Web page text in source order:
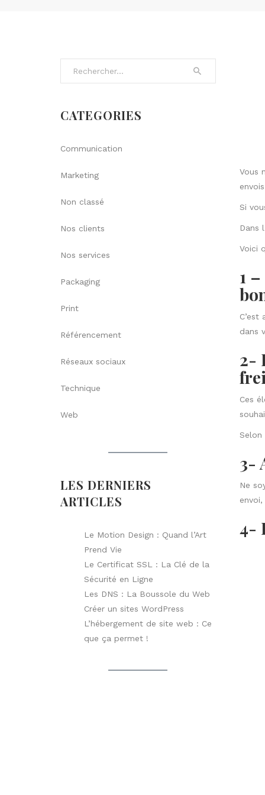
Vous
Si
Dans
Voici
1
dans
2-
Ces
Selon
3-
Ne
4-
CATEGORIES
Communication
Marketing
Non classé
Nos clients
Nos services
Packaging
Print
Référencement
Réseaux sociaux
Technique
Web
LES DERNIERS
ARTICLES
Le Motion Design : Quand l’Art
Prend Vie
Le Certificat SSL : La Clé de la
Sécurité en Ligne
Les DNS : La Boussole du Web
Créer un sites WordPress
L’hébergement de site web : Ce
que ça permet !